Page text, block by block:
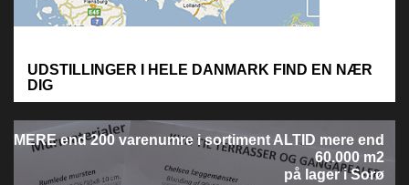
UDSTILLINGER I HELE DANMARK FIND EN NÆR
DIG
M ERE end 200 varenumre i sortiment ALTID mere end
60.000 m2
på lager i Sorø